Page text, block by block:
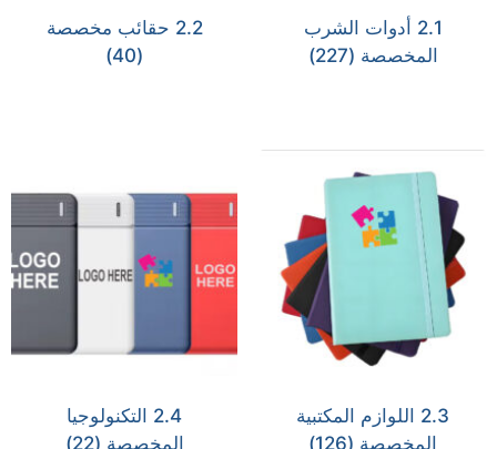
2.1 أدوات الشرب
المخصصة (227)
2.2 حقائب مخصصة
(40)
2.3 اللوازم المكتبية
المخصصة (126)
2.4 التكنولوجيا
المخصصة (22)